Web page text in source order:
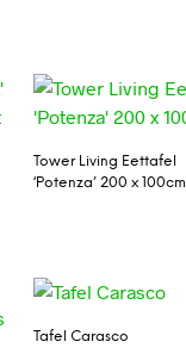
Tower Living Eettafel
‘Potenza’ 200 x 100cm
Tafel Carasco